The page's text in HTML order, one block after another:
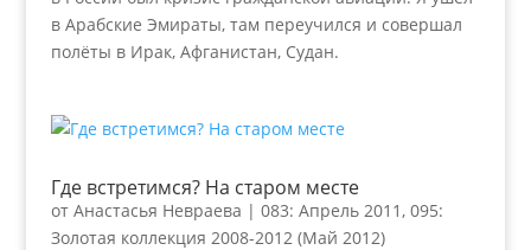
в Арабские Эмираты, там переучился и совершал
полёты в Ирак, Афганистан, Судан.
Где встретимся? На старом месте
от Анастасья Невраева | 083: Апрель 2011, 095:
Золотая коллекция 2008-2012 (Май 2012)